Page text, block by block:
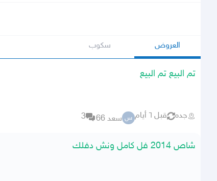
العروض سكوب
تم البيع تم البيع
جده قبل ٦ أيام س سعد 66 3
شاص 2014 فل كامل ونش دفلك